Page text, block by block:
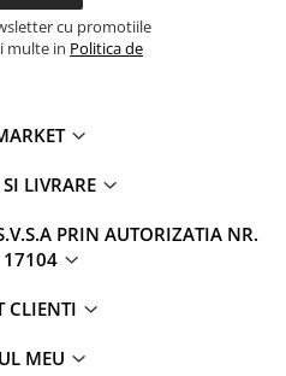
cu promotiile
multe in Politica de
LIVRARE
PRIN AUTORIZATIA NR.
17104
CLIENTI
MEU